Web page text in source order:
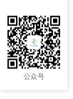
公众号